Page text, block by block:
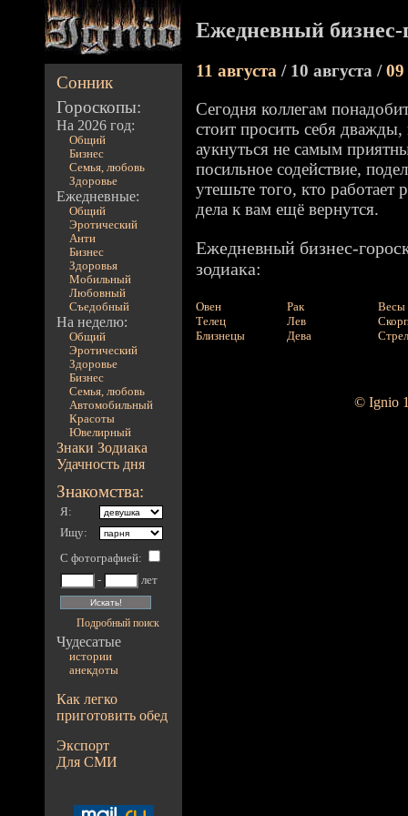
Сонник
Гороскопы:
На 2026 год:
Общий
Бизнес
Семья, любовь
Здоровье
Ежедневные:
Общий
Эротический
Анти
Бизнес
Здоровья
Мобильный
Любовный
Съедобный
На неделю:
Общий
Эротический
Здоровье
Бизнес
Семья, любовь
Автомобильный
Красоты
Ювелирный
Знаки Зодиака
Удачность дня
Знакомства:
Я:
Ищу:
С фотографией:
-
лет
Подробный поиск
Чудесатые
истории
анекдоты
Как легко
приготовить обед
Экспорт
Для СМИ
Ежедневный бизнес-
11 августа / 10 августа /09
Сегодня коллегам
стоит просить себя
аукнуться не самым
посильное содействие,
утешьте того, кто
дела к вам ещё вернутся.
Ежедневный бизнес-
зодиака:
Овен
Телец
Близнецы
Рак
Лев
Дева
Весы
© Ignio